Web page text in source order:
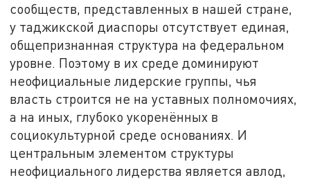
сообществ, представленных в нашей стране,
у таджикской диаспоры отсутствует единая,
общепризнанная структура на федеральном
уровне. Поэтому в их среде доминируют
неофициальные лидерские группы, чья
власть строится не на уставных полномочиях,
а на иных, глубоко укоренённых в
социокультурной среде основаниях. И
центральным элементом структуры
неофициального лидерства является авлод,